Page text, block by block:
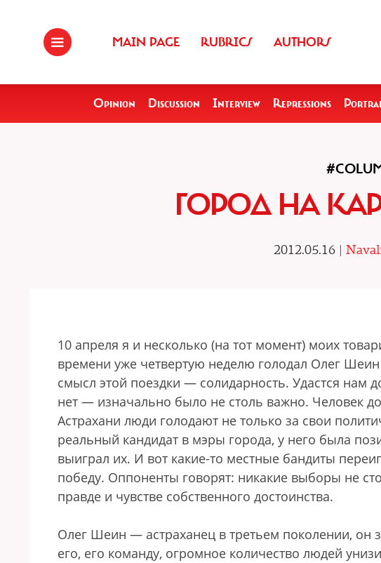
MAIN PAGE RUBRICS AUTHORS
Opinion Discussion Interview Repressions
ГОРОД НА
2012.05.16 |
10 апреля я и несколько (на тот момент) моих
времени уже четвертую неделю голодал Олег
смысл этой поездки — солидарность. Удастся нам
нет — изначально было не столь важно. Человек
Астрахани люди голодают не только за свои
реальный кандидат в мэры города, у него была
выиграл их. И вот какие-то местные бандиты
победу. Оппоненты говорят: никакие выборы не
правде и чувстве собственного достоинства.
Олег Шеин — астраханец в третьем поколении, он
его, его команду, огромное количество людей